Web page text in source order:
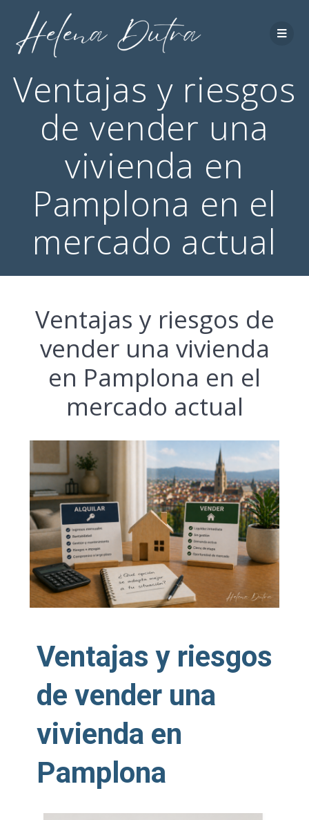
Ventajas y riesgos
de vender una
vivienda en
Pamplona en el
mercado actual
Ventajas y riesgos de
vender una vivienda
en Pamplona en el
mercado actual
Ventajas y riesgos
de vender una
vivienda en
Pamplona